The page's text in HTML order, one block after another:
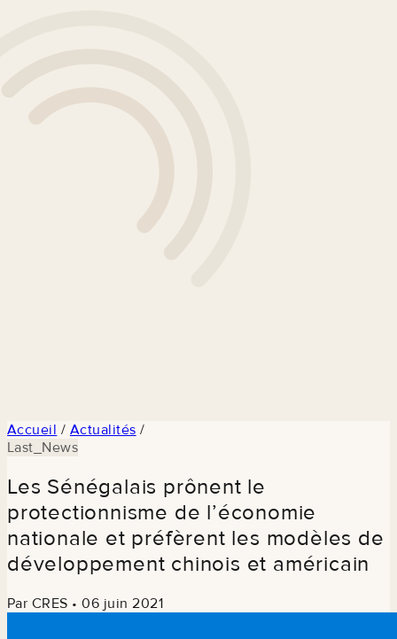
Accueil / Actualités /
Last_News
Les Sénégalais prônent le
protectionnisme de l’économie
nationale et préfèrent les modèles de
développement chinois et américain
Par CRES • 06 juin 2021